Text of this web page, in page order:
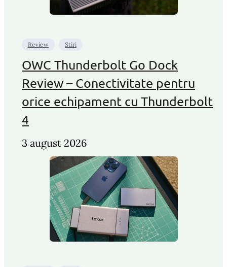
Review Stiri
OWC Thunderbolt Go Dock
Review – Conectivitate pentru
orice echipament cu Thunderbolt
4
3 august 2026